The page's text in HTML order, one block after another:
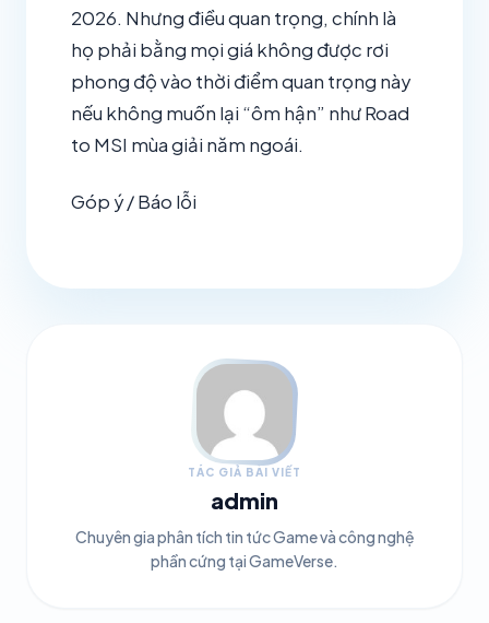
2026. Nhưng điều quan trọng, chính là
họ phải bằng mọi giá không được rơi
phong độ vào thời điểm quan trọng này
nếu không muốn lại “ôm hận” như Road
to MSI mùa giải năm ngoái.
Góp ý / Báo lỗi
TÁC GIẢ BÀI VIẾT
admin
Chuyên gia phân tích tin tức Game và công nghệ
phần cứng tại GameVerse.